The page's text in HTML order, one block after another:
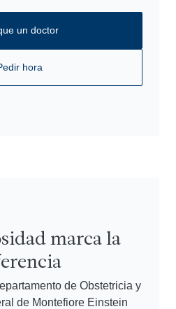
un doctor
hora
marca la
de Obstetricia y
de Montefiore Einstein